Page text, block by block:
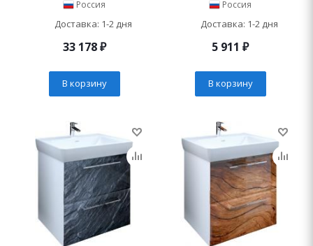
Россия
Доставка: 1-2 дня
33 178₽
В корзину
Россия
Доставка: 1-2 дня
5 911 ₽
В корзину